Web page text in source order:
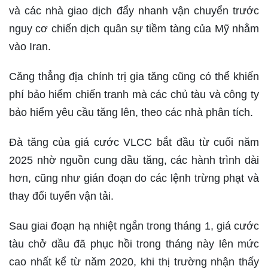
và các nhà giao dịch đẩy nhanh vận chuyển trước
nguy cơ chiến dịch quân sự tiềm tàng của Mỹ nhằm
vào Iran.
Căng thẳng địa chính trị gia tăng cũng có thể khiến
phí bảo hiểm chiến tranh mà các chủ tàu và công ty
bảo hiểm yêu cầu tăng lên, theo các nhà phân tích.
Đà tăng của giá cước VLCC bắt đầu từ cuối năm
2025 nhờ nguồn cung dầu tăng, các hành trình dài
hơn, cũng như gián đoạn do các lệnh trừng phạt và
thay đổi tuyến vận tải.
Sau giai đoạn hạ nhiệt ngắn trong tháng 1, giá cước
tàu chở dầu đã phục hồi trong tháng này lên mức
cao nhất kể từ năm 2020, khi thị trường nhận thấy